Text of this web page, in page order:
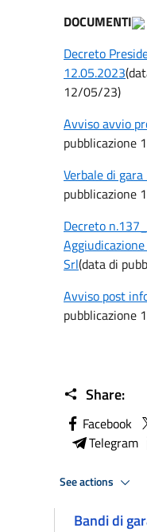
DOCUMENTI
Decreto
12.05.2023
12/05/23)
Avviso avvio
pubblicazione
Verbale di
pubblicazione
Decreto
Srl(data di
Avviso post
pubblicazione
Share:
Facebook
Telegram
See actions
Bandi di